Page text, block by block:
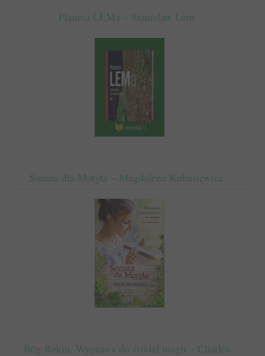
Planeta LEMa – Stanisław Lem
Sonata dla Motyla – Magdalena Kubasiewicz
Bóg Rekin. Wyprawa do źródeł magii – Charles